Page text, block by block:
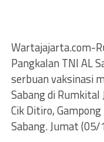
Wartajajarta.com-
Pangkalan TNI AL
serbuan vaksinasi
Sabang di Rumkital
Cik Ditiro,
Sabang. Jumat